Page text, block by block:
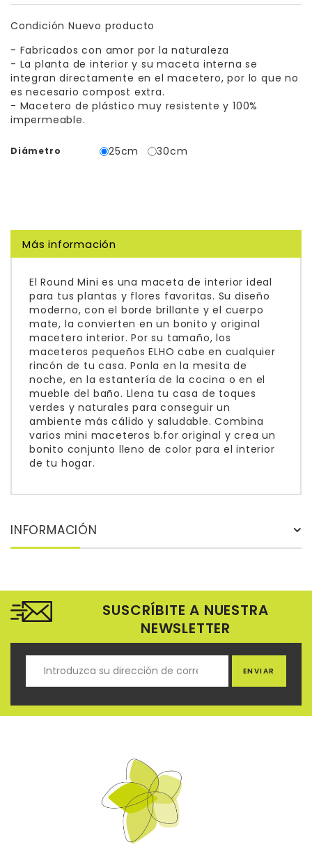
Condición Nuevo producto
- Fabricados con amor por la naturaleza
- La planta de interior y su maceta interna se
integran directamente en el macetero, por lo que no
es necesario compost extra.
- Macetero de plástico muy resistente y 100%
impermeable.
Diámetro 25cm 30cm
Más información
El Round Mini es una maceta de interior ideal
para tus plantas y flores favoritas. Su diseño
moderno, con el borde brillante y el cuerpo
mate, la convierten en un bonito y original
macetero interior. Por su tamaño, los
maceteros pequeños ELHO cabe en cualquier
rincón de tu casa. Ponla en la mesita de
noche, en la estantería de la cocina o en el
mueble del baño. Llena tu casa de toques
verdes y naturales para conseguir un
ambiente más cálido y saludable. Combina
varios mini maceteros b.for original y crea un
bonito conjunto lleno de color para el interior
de tu hogar.
INFORMACIÓN
SUSCRÍBITE A NUESTRA
NEWSLETTER
ENVIAR